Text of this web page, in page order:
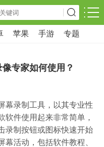
苹果 手游 专题
专家如何使用？
幕录制工具，以其专业性
软件使用起来非常简单，
录制按钮或图标快速开始
活动，包括软件教程、